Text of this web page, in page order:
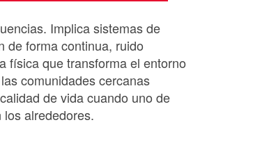
Implica sistemas de
de forma continua, ruido
física que transforma el entorno
comunidades cercanas
de vida cuando uno de
alrededores.